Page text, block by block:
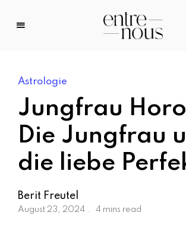
N
o
u
s
–
D
M
Astrologie
Jungfrau
Die Jungfrau
die liebe
Berit Freutel
August 23, 2024 4 mins read